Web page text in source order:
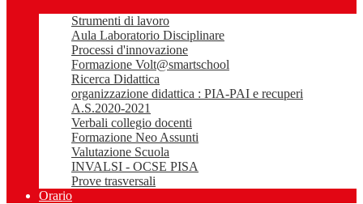
Strumenti di lavoro
Aula Laboratorio Disciplinare
Processi d'innovazione
Formazione Volt@smartschool
Ricerca Didattica
organizzazione didattica : PIA-PAI e recuperi
A.S.2020-2021
Verbali collegio docenti
Formazione Neo Assunti
Valutazione Scuola
INVALSI - OCSE PISA
Prove trasversali
Orario